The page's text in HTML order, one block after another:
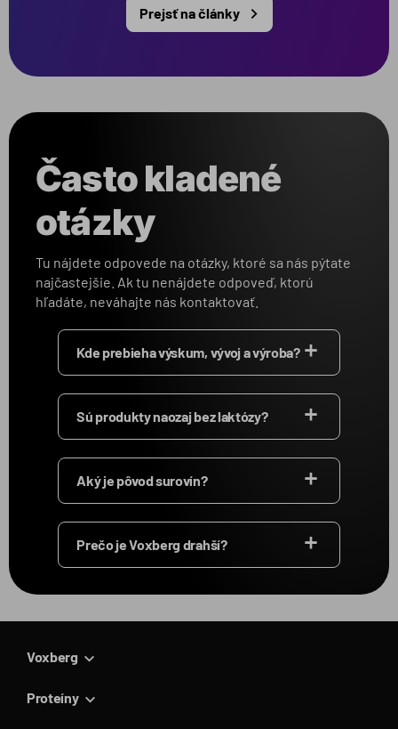
Prejsť na články
Často kladené
otázky
Tu nájdete odpovede na otázky, ktoré sa nás pýtate
najčastejšie. Ak tu nenájdete odpoveď, ktorú
hľadáte, neváhajte nás kontaktovať.
Kde prebieha výskum, vývoj a výroba?
Sú produkty naozaj bez laktózy?
Aký je pôvod surovín?
Prečo je Voxberg drahší?
Voxberg
Proteíny